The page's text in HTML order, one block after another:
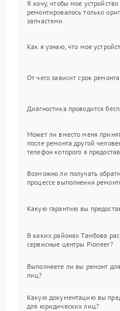
Я хочу, чтобы мое устройство
ремонтировалось только
запчастями.
Как я узнаю, что мое
От чего зависит срок
Диагностика проводится
Может ли вместо меня
после ремонта другой
телефон которого я
Возможно ли получать
процессе выполнения
Какую гарантию вы
В каких районах Тамбова
сервисные центры Pioneer?
Выполняете ли вы ремонт
лиц?
Какую документацию вы
для юридических лиц?